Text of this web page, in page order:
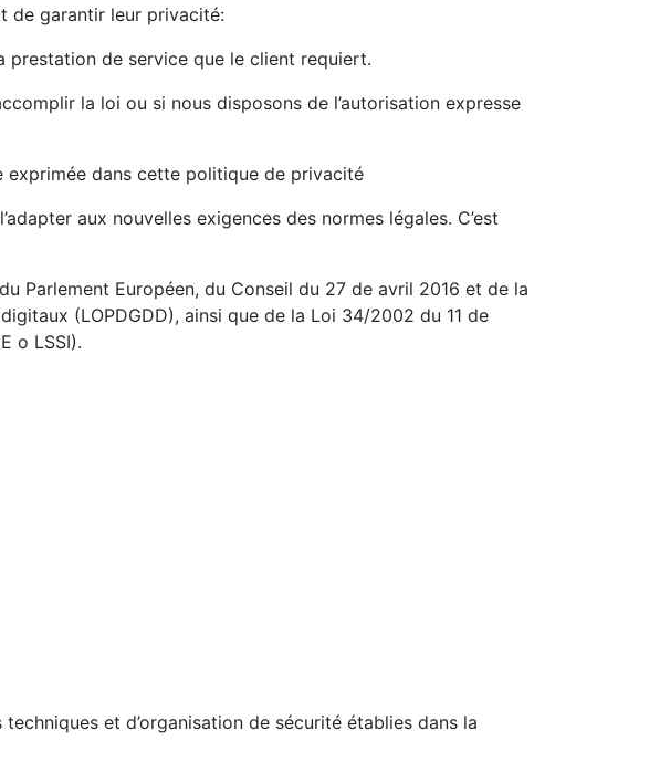
de garantir leur privacité:
prestation de service que le client requiert.
la loi ou si nous disposons de l’autorisation expresse
exprimée dans cette politique de privacité
aux nouvelles exigences des normes légales. C’est
Parlement Européen, du Conseil du 27 de avril 2016 et de la
(LOPDGDD), ainsi que de la Loi 34/2002 du 11 de
o LSSI).
et d’organisation de sécurité établies dans la